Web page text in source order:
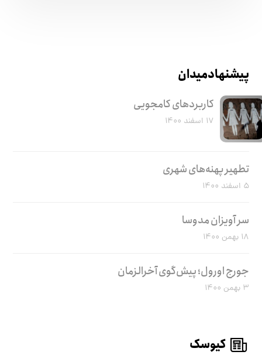
پیشنهاد میدان
کاربرد‌های کامجویی
۱۷ اسفند ۱۴۰۰
تطهیر پهنه‌های شهری
۵ اسفند ۱۴۰۰
سر آویزان مدوسا
۱۸ بهمن ۱۴۰۰
جورج اورول؛ پیش‌گوی آخرالزمان
۳ بهمن ۱۴۰۰
کیوسک